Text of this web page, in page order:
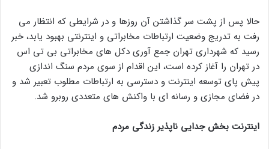
حالا پس از پشت سر گذاشتن آن روزها و در شرایطی که انتظار می
رفت به تدریج وضعیت ارتباطات مخابراتی و اینترنتی بهبود یابد، خبر
رسید که شهرداری تهران جمع آوری دکل های مخابراتی بی تی اس
در تهران را آغاز کرده است، این اقدام از سوی مردم سنگ اندازی
پیش پای توسعه اینترنت و دسترسی به ارتباطات مطلوب تعبیر شد و
در فضای مجازی و رسانه ای با واکنش های متعددی روبرو شد.
اینترنت بخش جدایی ناپذیر زندگی مردم